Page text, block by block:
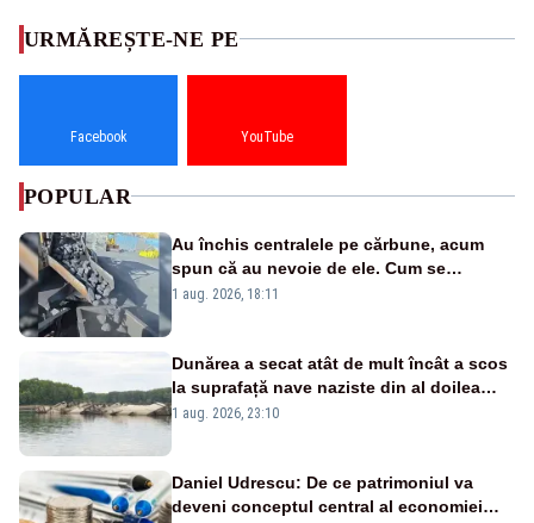
URMĂREȘTE-NE PE
Facebook YouTube
POPULAR
Au închis centralele pe cărbune, acum
spun că au nevoie de ele. Cum se
pasează vina în plină criză energetică
1 aug. 2026, 18:11
Dunărea a secat atât de mult încât a scos
la suprafață nave naziste din al doilea
război mondial
1 aug. 2026, 23:10
Daniel Udrescu: De ce patrimoniul va
deveni conceptul central al economiei